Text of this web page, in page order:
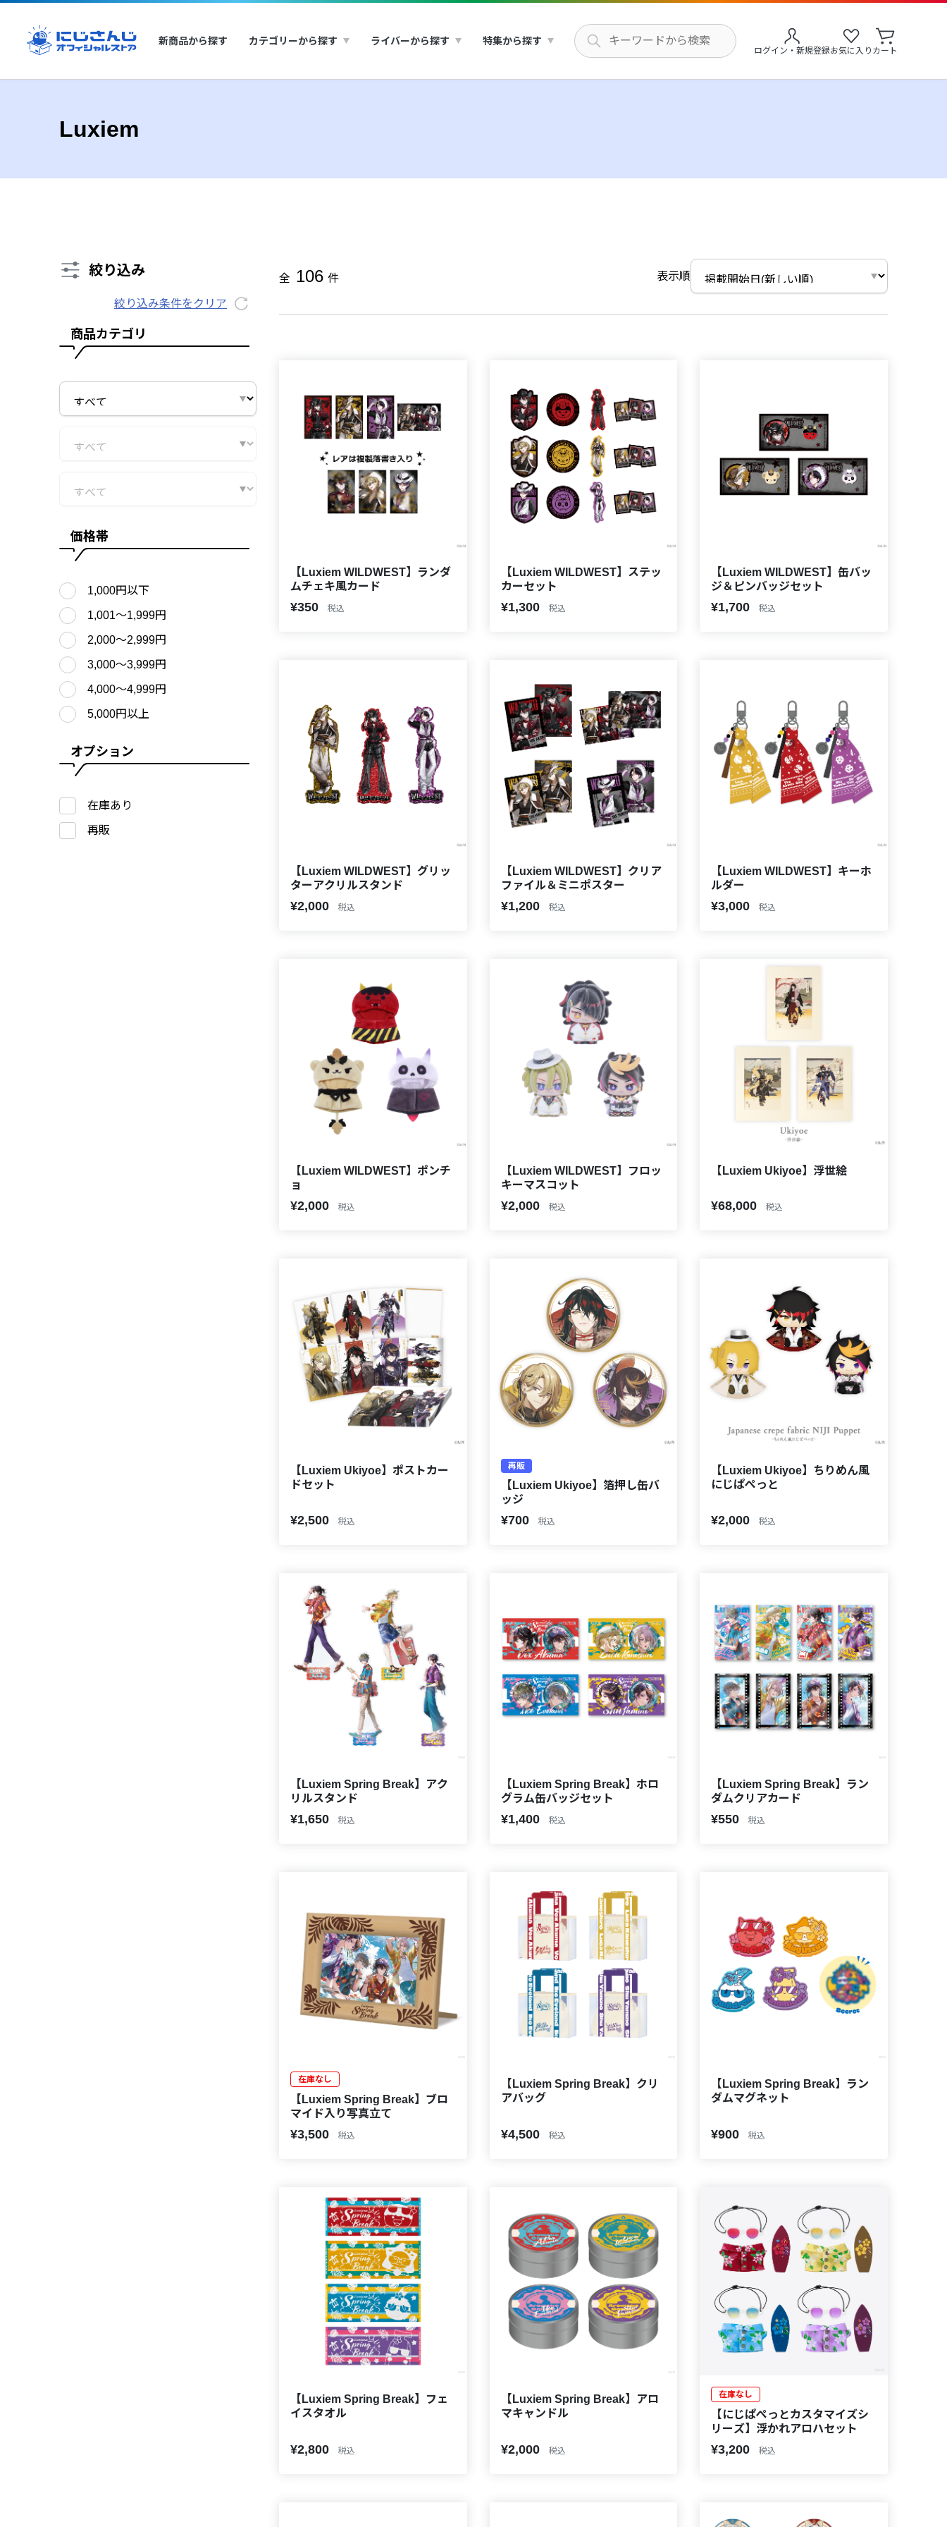
新商品から探す カテゴリーから探す ライバーから探す 特集から探す
ログイン・新規登録お気に入り カート
Luxiem
絞り込み
絞り込み条件をクリア
商品カテゴリ
価格帯
1,000円以下
1,001〜1,999円
2,000〜2,999円
3,000〜3,999円
4,000〜4,999円
5,000円以上
オプション
在庫あり
再販
全 106 件 表示順
【Luxiem WILDWEST】ランダ
ムチェキ風カード
¥350 税込
【Luxiem WILDWEST】ステッ
カーセット
¥1,300 税込
【Luxiem WILDWEST】缶バッ
ジ＆ピンバッジセット
¥1,700 税込
【Luxiem WILDWEST】グリッ
ターアクリルスタンド
¥2,000 税込
【Luxiem WILDWEST】クリア
ファイル＆ミニポスター
¥1,200 税込
【Luxiem WILDWEST】キーホ
ルダー
¥3,000 税込
【Luxiem WILDWEST】ポンチ
ョ
¥2,000 税込
【Luxiem WILDWEST】フロッ
キーマスコット
¥2,000 税込
【Luxiem Ukiyoe】浮世絵
¥68,000 税込
【Luxiem Ukiyoe】ポストカー
ドセット
¥2,500 税込
再販
【Luxiem Ukiyoe】箔押し缶バ
ッジ
¥700 税込
【Luxiem Ukiyoe】ちりめん風
にじぱぺっと
¥2,000 税込
【Luxiem Spring Break】アク
リルスタンド
¥1,650 税込
【Luxiem Spring Break】ホロ
グラム缶バッジセット
¥1,400 税込
【Luxiem Spring Break】ラン
ダムクリアカード
¥550 税込
在庫なし
【Luxiem Spring Break】ブロ
マイド入り写真立て
¥3,500 税込
【Luxiem Spring Break】クリ
アバッグ
¥4,500 税込
【Luxiem Spring Break】ラン
ダムマグネット
¥900 税込
【Luxiem Spring Break】フェ
イスタオル
¥2,800 税込
【Luxiem Spring Break】アロ
マキャンドル
¥2,000 税込
在庫なし
【にじぱぺっとカスタマイズシ
リーズ】浮かれアロハセット
¥3,200 税込